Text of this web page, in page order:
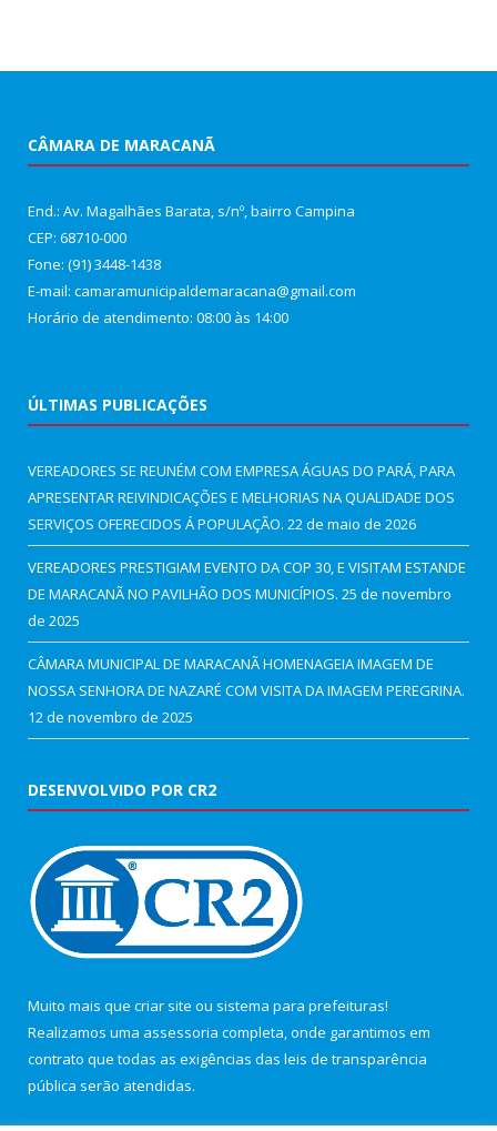
CÂMARA DE MARACANÃ
End.: Av. Magalhães Barata, s/nº, bairro Campina
CEP: 68710-000
Fone: (91) 3448-1438
E-mail: camaramunicipaldemaracana@gmail.com
Horário de atendimento: 08:00 às 14:00
ÚLTIMAS PUBLICAÇÕES
VEREADORES SE REUNÉM COM EMPRESA ÁGUAS DO PARÁ, PARA
APRESENTAR REIVINDICAÇÕES E MELHORIAS NA QUALIDADE DOS
SERVIÇOS OFERECIDOS Á POPULAÇÃO. 22 de maio de 2026
VEREADORES PRESTIGIAM EVENTO DA COP 30, E VISITAM ESTANDE
DE MARACANÃ NO PAVILHÃO DOS MUNICÍPIOS. 25 de novembro
de 2025
CÂMARA MUNICIPAL DE MARACANÃ HOMENAGEIA IMAGEM DE
NOSSA SENHORA DE NAZARÉ COM VISITA DA IMAGEM PEREGRINA.
12 de novembro de 2025
DESENVOLVIDO POR CR2
Muito mais que criar site ou sistema para prefeituras!
Realizamos uma assessoria completa, onde garantimos em
contrato que todas as exigências das leis de transparência
pública serão atendidas.